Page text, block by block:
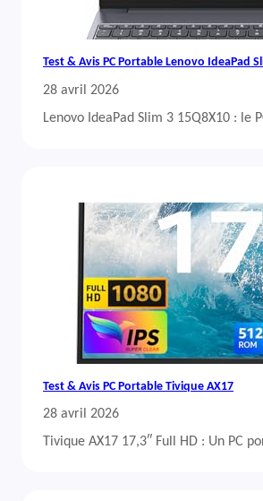
Test & Avis PC Portable Lenovo IdeaPad
28 avril 2026
Lenovo IdeaPad Slim 3 15Q8X10 :
Test & Avis PC Portable Tivique AX17
28 avril 2026
Tivique AX17 17,3″ Full HD : Un